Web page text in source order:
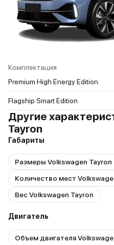
Комплектация
Premium High Energy Edition
Flagship Smart Edition
Другие
Tayron
Габариты
Размеры Volkswagen Tayron
Количество мест
Вес Volkswagen Tayron
Двигатель
Объем двигателя